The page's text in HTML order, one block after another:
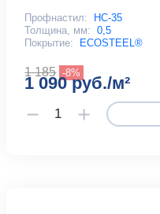
Профнастил:
НС-35
Толщина, мм: 0,5
Покрытие:
ECOSTEEL®
1 185 -8%
1 090 руб./м²